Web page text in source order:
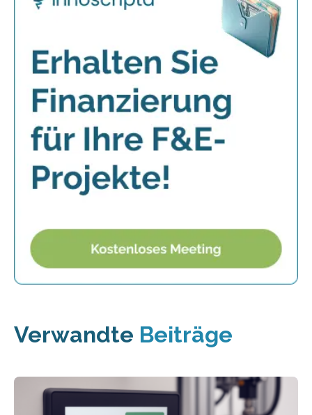
Verwandte Beiträge